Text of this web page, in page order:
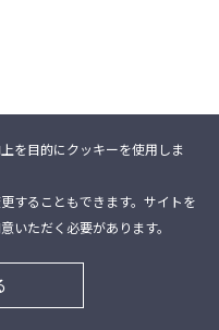
を目的にクッキーを使用しま
することもできます。サイトを
いただく必要があります。